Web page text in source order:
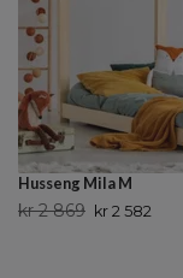
Husseng Mila M
kr 2 869 kr 2 582